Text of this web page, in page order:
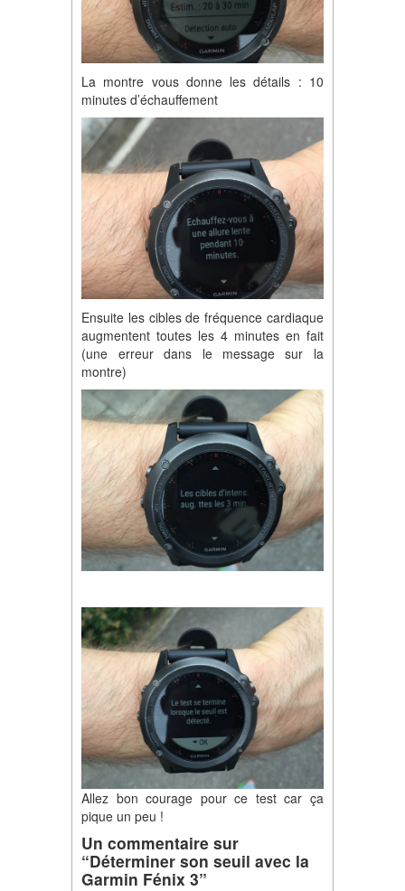
La montre vous donne les détails : 10
minutes d’échauffement
Ensuite les cibles de fréquence cardiaque
augmentent toutes les 4 minutes en fait
(une erreur dans le message sur la
montre)
Allez bon courage pour ce test car ça
pique un peu !
Un commentaire sur
“Déterminer son seuil avec la
Garmin Fénix 3”